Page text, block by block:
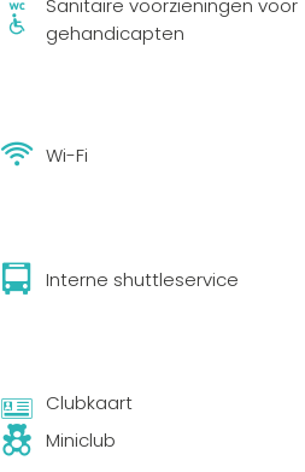
Sanitaire voorzieningen voor
gehandicapten
Wi-Fi
Interne shuttleservice
Clubkaart
Miniclub